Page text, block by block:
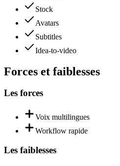
Stock
Avatars
Subtitles
Idea-to-video
Forces et faiblesses
Les forces
Voix multilingues
Workflow rapide
Les faiblesses